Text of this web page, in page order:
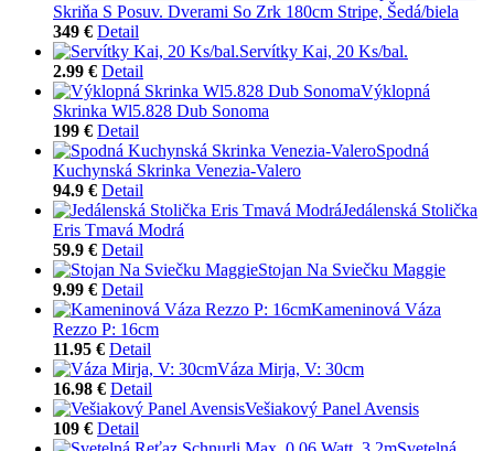
Skriňa S Posuv. Dverami So Zrk 180cm Stripe, Šedá/biela
349 € Detail
Servítky Kai, 20 Ks/bal.
2.99 € Detail
Výklopná
Skrinka Wl5.828 Dub Sonoma
199 € Detail
Spodná
Kuchynská Skrinka Venezia-Valero
94.9 € Detail
Jedálenská Stolička
Eris Tmavá Modrá
59.9 € Detail
Stojan Na Sviečku Maggie
9.99 € Detail
Kameninová Váza
Rezzo P: 16cm
11.95 € Detail
Váza Mirja, V: 30cm
16.98 € Detail
Vešiakový Panel Avensis
109 € Detail